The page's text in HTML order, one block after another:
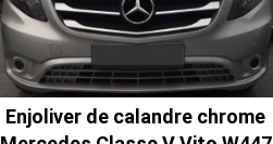
Enjoliver de calandre chrome